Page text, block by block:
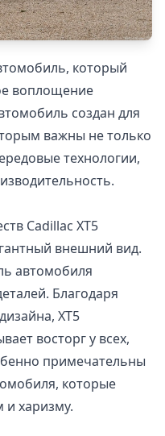
который
воплощение
создан для
важны не только
технологии,
Cadillac XT5
внешний вид.
автомобиля
Благодаря
XT5
восторг у всех,
примечательны
которые
харизму.